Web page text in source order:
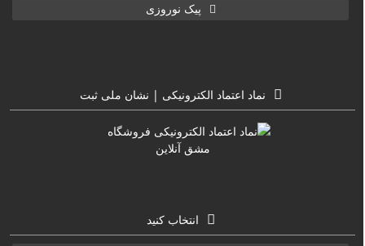
پیک نوروزی
نماد اعتماد الکترونیکی | نشان ملی ثبت
انتخاب کنید